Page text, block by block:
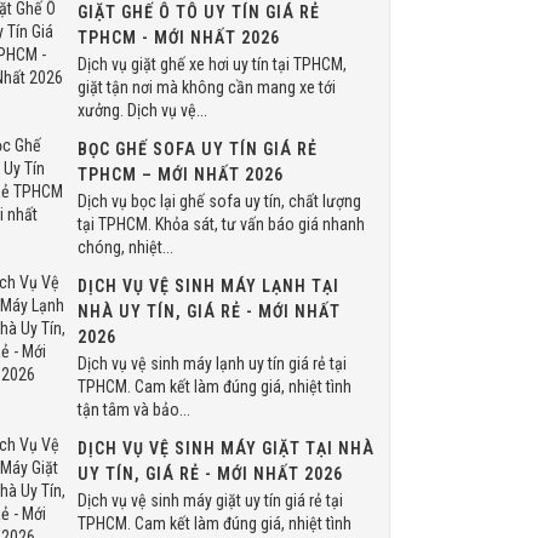
GIẶT GHẾ Ô TÔ UY TÍN GIÁ RẺ
TPHCM - MỚI NHẤT 2026
Dịch vụ giặt ghế xe hơi uy tín tại TPHCM,
giặt tận nơi mà không cần mang xe tới
xưởng. Dịch vụ vệ...
BỌC GHẾ SOFA UY TÍN GIÁ RẺ
TPHCM – MỚI NHẤT 2026
Dịch vụ bọc lại ghế sofa uy tín, chất lượng
tại TPHCM. Khỏa sát, tư vấn báo giá nhanh
chóng, nhiệt...
DỊCH VỤ VỆ SINH MÁY LẠNH TẠI
NHÀ UY TÍN, GIÁ RẺ - MỚI NHẤT
2026
Dịch vụ vệ sinh máy lạnh uy tín giá rẻ tại
TPHCM. Cam kết làm đúng giá, nhiệt tình
tận tâm và bảo...
DỊCH VỤ VỆ SINH MÁY GIẶT TẠI NHÀ
UY TÍN, GIÁ RẺ - MỚI NHẤT 2026
Dịch vụ vệ sinh máy giặt uy tín giá rẻ tại
TPHCM. Cam kết làm đúng giá, nhiệt tình